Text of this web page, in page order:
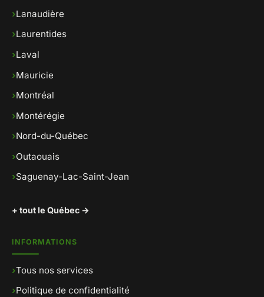
›Lanaudière
›Laurentides
›Laval
›Mauricie
›Montréal
›Montérégie
›Nord-du-Québec
›Outaouais
›Saguenay-Lac-Saint-Jean
+ tout le Québec →
INFORMATIONS
›Tous nos services
›Politique de confidentialité